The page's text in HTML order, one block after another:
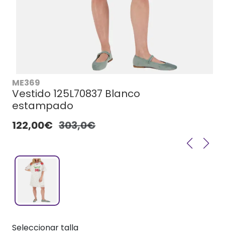
ME369
Vestido 125L70837 Blanco
estampado
122,00€ 303,0€
Seleccionar talla